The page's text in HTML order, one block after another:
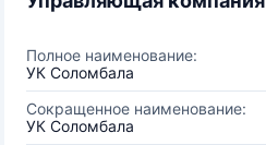
Полное наименование:
УК Соломбала
Сокращенное наименование:
УК Соломбала